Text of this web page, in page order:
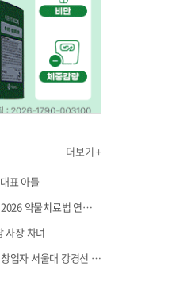
더보기 +
표 아들
한국임상약학회, 2026 약물치료법 연수강좌 8월 21일 개최
사장 차녀
강스템바이오텍, 창업자 서울대 강경선 교수 최고과학책임자 선임